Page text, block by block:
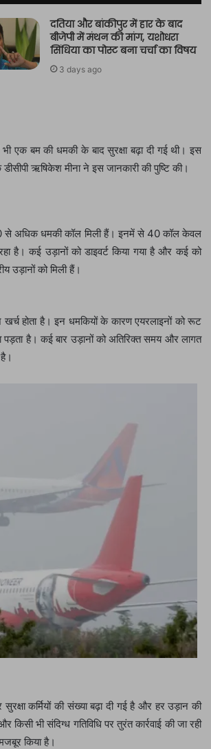
दतिया और बांकीपुर में हार के बाद
बीजेपी में मंथन की मांग, यशोधरा
सिंधिया का पोस्ट बना चर्चा का विषय
3 days ago
एक बम की धमकी के बाद सुरक्षा बढ़ा दी गई थी। इस
ऋषिकेश मीना ने इस जानकारी की पुष्टि की।
70 से अधिक धमकी कॉल मिली हैं। इनमें से 40 कॉल केवल
है। कई उड़ानों को डाइवर्ट किया गया है और कई को
उड़ानों को मिली हैं।
होता है। इन धमकियों के कारण एयरलाइनों को रूट
है। कई बार उड़ानों को अतिरिक्त समय और लागत
कर्मियों की संख्या बढ़ा दी गई है और हर उड़ान की
भी संदिग्ध गतिविधि पर तुरंत कार्रवाई की जा रही
किया है।